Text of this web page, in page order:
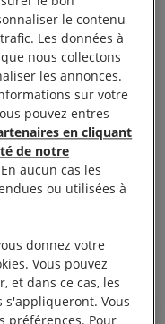
une pétition
de manifester en
le contenu
Les données à
nous collectons
les annonces.
sur votre
pouvez entres
en cliquant
de notre
aucun cas les
ou utilisées à
donnez votre
Vous pouvez
et dans ce cas, les
s'appliqueront. Vous
préférences. Pour